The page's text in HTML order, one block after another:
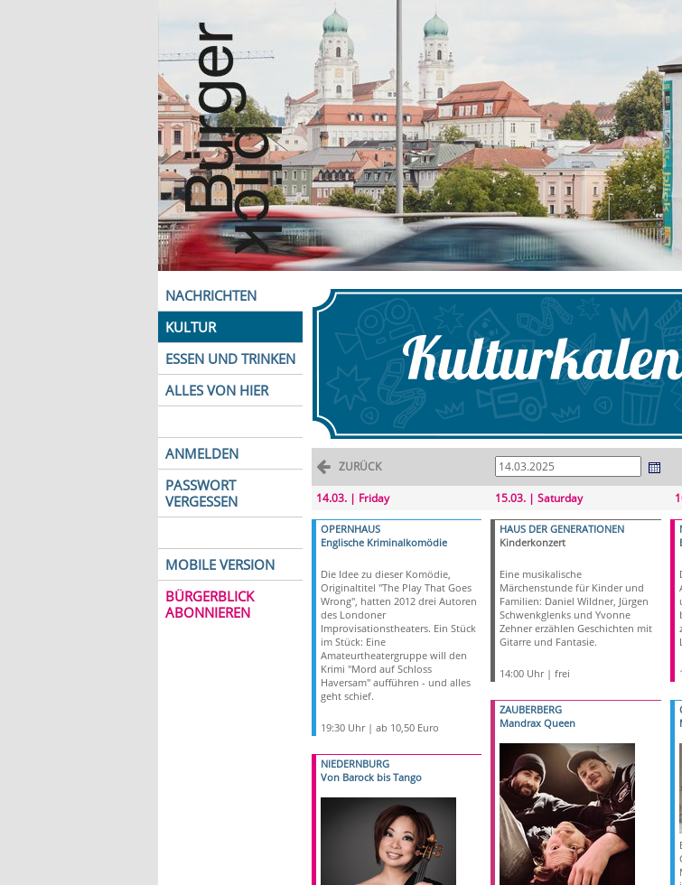
NACHRICHTEN
KULTUR
ESSEN UND TRINKEN
ALLES VON HIER
ANMELDEN
PASSWORT
VERGESSEN
MOBILE VERSION
BÜRGERBLICK
ABONNIEREN
ZURÜCK
14.03. | Friday
OPERNHAUS
Englische Kriminalkomödie
Die Idee zu dieser Komödie,
Originaltitel "The Play That Goes
Wrong", hatten 2012 drei Autoren
des Londoner
Improvisationstheaters. Ein Stück
im Stück: Eine
Amateurtheatergruppe will den
Krimi "Mord auf Schloss
Haversam" aufführen - und alles
geht schief.
19:30 Uhr | ab 10,50 Euro
NIEDERNBURG
Von Barock bis Tango
15.03. | Saturday
HAUS DER GENERATIONEN
Kinderkonzert
Eine musikalische
Märchenstunde für Kinder und
Familien: Daniel Wildner, Jürgen
Schwenkglenks und Yvonne
Zehner erzählen Geschichten mit
Gitarre und Fantasie.
14:00 Uhr | frei
ZAUBERBERG
Mandrax Queen